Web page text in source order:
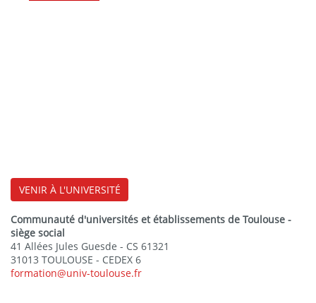
VENIR À L'UNIVERSITÉ
Communauté d'universités et établissements de Toulouse -
siège social
41 Allées Jules Guesde - CS 61321
31013 TOULOUSE - CEDEX 6
formation@univ-toulouse.fr